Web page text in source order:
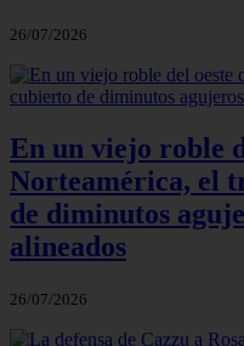
26/07/2026
En un viejo roble
Norteamérica, el
de diminutos
alineados
26/07/2026